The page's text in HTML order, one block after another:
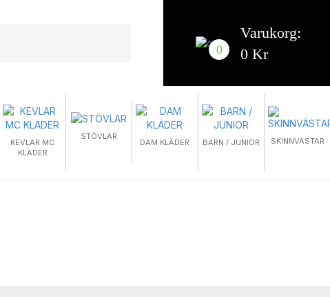
0
Varukorg:
0 Kr
KEVLAR MC
KLÄDER
STÖVLAR
DAM KLÄDER BARN / JUNIOR SKINNVÄSTAR